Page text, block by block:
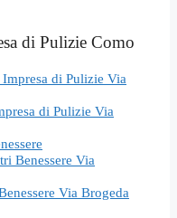
di Pulizie Como
di Pulizie Via
di Pulizie Via
Benessere Via
Via Brogeda